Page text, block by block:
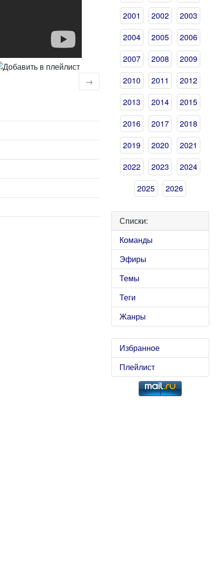
→
2001
2002
2003
2004
2005
2006
2007
2008
2009
2010
2011
2012
2013
2014
2015
2016
2017
2018
2019
2020
2021
2022
2023
2024
2025
2026
Списки:
Команды
Эфиры
Темы
Теги
Жанры
Избранное
Плейлист